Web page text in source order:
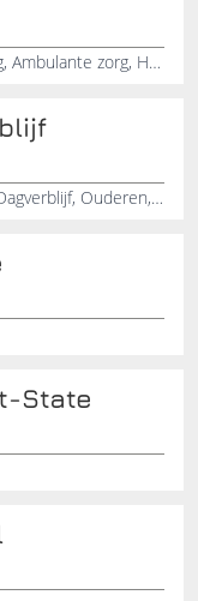
Zorg, Allround hulpverlening, Cliëntenzorg, Ambulante zorg, Huishoudelijke taken, Begeleiding, Combinatie zorg pakketten
Groningen, Musselskanaal, Stadskanaal, Dagverblijf, Ouderen, Dagbesteding, Logeeropvang, Alzheimer, Dementeren
State